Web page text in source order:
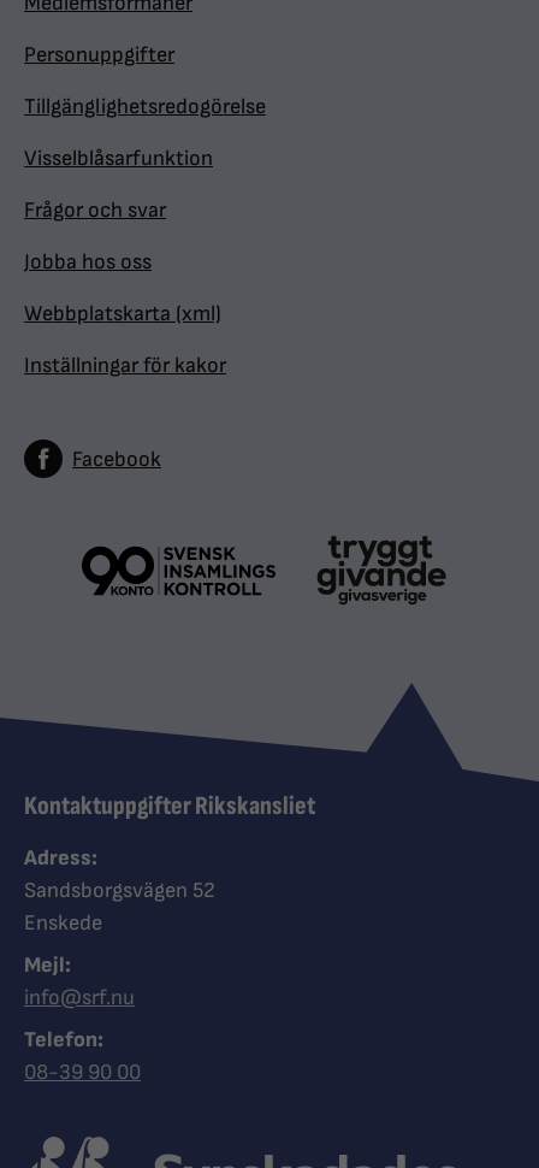
Personuppgifter
Tillgänglighetsredogörelse
Visselblåsarfunktion
Frågor och svar
Jobba hos oss
Webbplatskarta (xml)
Inställningar för kakor
Facebook
Kontaktuppgifter Rikskansliet
Adress:
Sandsborgsvägen 52
Enskede
Mejl:
info@srf.nu
Telefon:
Ring Synskadades riksförbund
08-39 90 00